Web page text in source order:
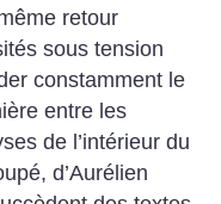
retour
sous tension
constamment le
entre les
de l’intérieur du
d’Aurélien